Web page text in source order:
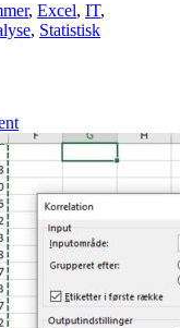
, Excel, IT,
, Statistisk